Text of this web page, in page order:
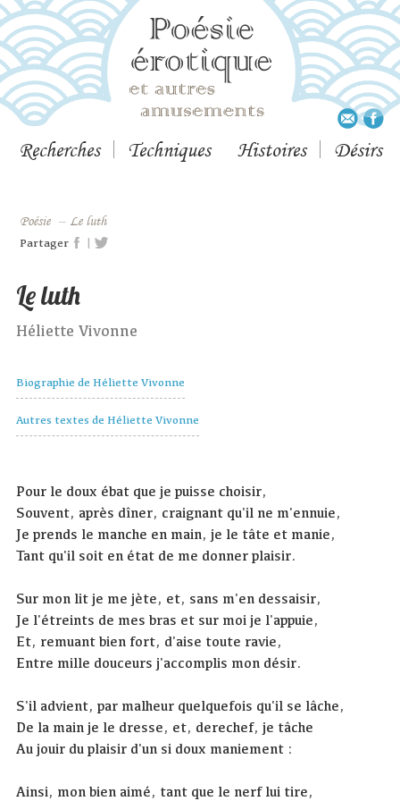
Recherches Techniques Histoires Désirs
Poésie – Le luth
Partager |
Le luth
Héliette Vivonne
Biographie de Héliette Vivonne
Autres textes de Héliette Vivonne
Pour le doux ébat que je puisse choisir,
Souvent, après dîner, craignant qu'il ne m'ennuie,
Je prends le manche en main, je le tâte et manie,
Tant qu'il soit en état de me donner plaisir.
Sur mon lit je me jète, et, sans m'en dessaisir,
Je l'étreints de mes bras et sur moi je l'appuie,
Et, remuant bien fort, d'aise toute ravie,
Entre mille douceurs j'accomplis mon désir.
S'il advient, par malheur quelquefois qu'il se lâche,
De la main je le dresse, et, derechef, je tâche
Au jouir du plaisir d'un si doux maniement :
Ainsi, mon bien aimé, tant que le nerf lui tire,